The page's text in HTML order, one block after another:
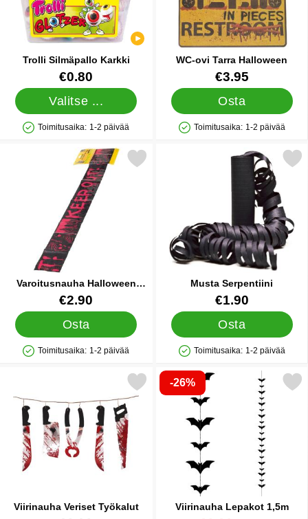
Trolli Silmäpallo Karkki
Tuote.nro 42661
€0.80
Valitse ...
Saatavuus: Varastossa
Toimitusaika: 1-2 päivää
WC-ovi Tarra Halloween
Tuote.nro 85319
€3.95
Osta
Saatavuus: Varastossa
Toimitusaika: 1-2 päivää
Varoitusnauha Halloween
Keep Out
Tuote.nro 11701
€2.90
Osta
Saatavuus: Varastossa
Toimitusaika: 1-2 päivää
Merkitse varoitusnauha Halloween Keep Out suosikiksi
Musta Serpentiini
Tuote.nro 12801
€1.90
Osta
Saatavuus: Varastossa
Toimitusaika: 1-2 päivää
Merkitse musta
Viirinauha Veriset Työkalut
Merkitse viirinauha Veriset Työkalut suosikiksi
-26%
Viirinauha Lepakot 1,5m
Merkitse viirinauha